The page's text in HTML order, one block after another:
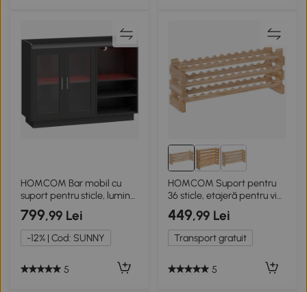
HOMCOM Bar mobil cu
suport pentru sticle, lumină
LED și raft reglabil, din
lemn și sticlă, 120x38x88
cm, negru
799,99 Lei
-12% | Cod: SUNNY
5
HOMCOM Suport pentru
36 sticle, etajeră pentru vin
cu 3 niveluri modulare,
114×28×42,5cm, lemn
natural
449,99 Lei
Transport gratuit
5